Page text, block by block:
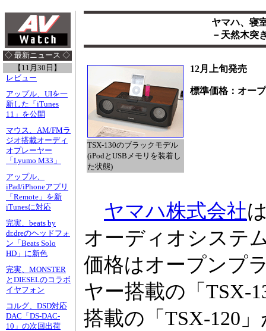
◇ 最新ニュース ◇
【11月30日】
レビュー
アップル、UIを一
新した「iTunes
11」を公開
マウス、AM/FMラ
ジオ搭載オーディ
オプレーヤー
「Lyumo M33」
アップル、
iPad/iPhoneアプリ
「Remote」を新
iTunesに対応
完実、beats by
dr.dreのヘッドフォ
ン「Beats Solo
HD」に新色
完実、MONSTER
とDIESELのコラボ
イヤフォン
コルグ、DSD対応
DAC「DS-DAC-
10」の次回出荷
ヤマハ、寝
－天然木突
TSX-130のブラックモデル
(iPodとUSBメモリを装着し
た状態)
12月上旬発売
標準価格：オー
ヤマハ株式会社
オーディオシステ
価格はオープンプ
ヤー搭載の「TSX-
搭載の「TSX-120